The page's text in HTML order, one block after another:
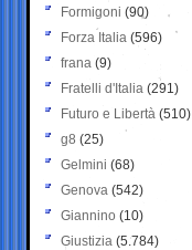
Formigoni (90)
Forza Italia (596)
frana (9)
Fratelli d'Italia (291)
Futuro e Libertà (510)
g8 (25)
Gelmini (68)
Genova (542)
Giannino (10)
Giustizia (5.784)